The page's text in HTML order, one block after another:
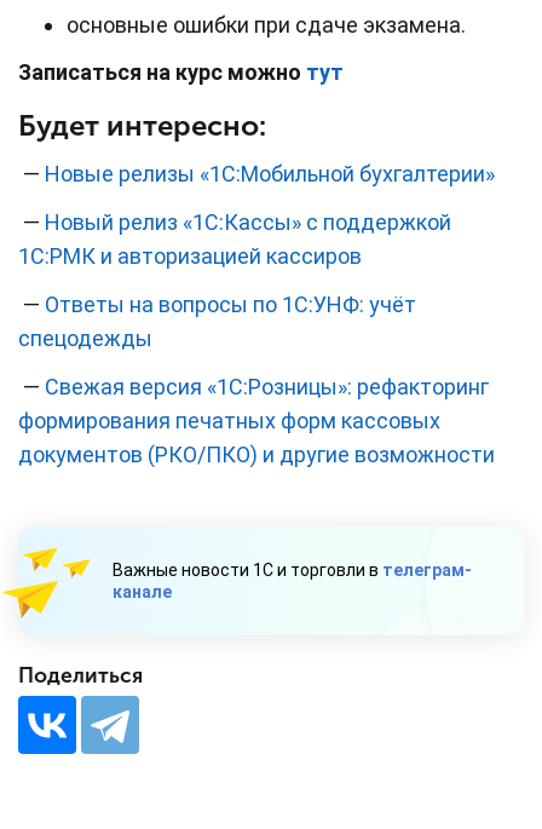
основные ошибки при сдаче экзамена.
Записаться на курс можно тут
Будет интересно:
— Новые релизы «1С:Мобильной бухгалтерии»
— Новый релиз «1С:Кассы» с поддержкой
1С:РМК и авторизацией кассиров
— Ответы на вопросы по 1С:УНФ: учёт
спецодежды
— Свежая версия «1С:Розницы»: рефакторинг
формирования печатных форм кассовых
документов (РКО/ПКО) и другие возможности
Важные новости 1С и торговли в телеграм-
канале
Поделиться